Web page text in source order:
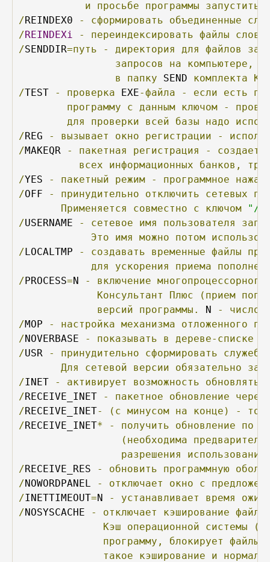
и просьбе программы запустить
/REINDEX0 - сформировать объединенные
/REINDEXi - переиндексировать файлы
/SENDDIR=путь - директория для файлов
запросов
на компьютере,
в
папку SEND комплекта
/TEST - проверка EXE-файла - если есть
программу
с данным ключом -
для
проверки всей базы надо
/REG - вызывает окно регистрации -
/MAKEQR - пакетная регистрация - создает
всех
информационных банков,
/YES - пакетный режим - программное
/OFF - принудительно отключить сетевых
Применяется
совместно с ключом
"/
/USERNAME - сетевое имя пользователя
Это
имя можно потом
/LOCALTMP - создавать временные файлы
при
для
ускорения приема
/PROCESS=N - включение многопроцессорного
Консультант
Плюс (прием
версий
программы. N - число
/MOP - настройка механизма отложенного
/NOVERBASE - показывать в дереве-списке
/USR - принудительно сформировать
Для
сетевой версии обязательно
/INET - активирует возможность обновлять
/RECEIVE_INET - пакетное обновление
через
/RECEIVE_INET- (с минусом на конце) -
/RECEIVE_INET* - получить обновление по
(необходима
разрешения
использования
/RECEIVE_RES - обновить программную
/NOWORDPANEL - отключает окно с
/INETTIMEOUT=N - устанавливает время
/NOSYSCACHE - отключает кэширование
Кэш
операционной системы
программу,
блокирует файлы
такое
кэширование и